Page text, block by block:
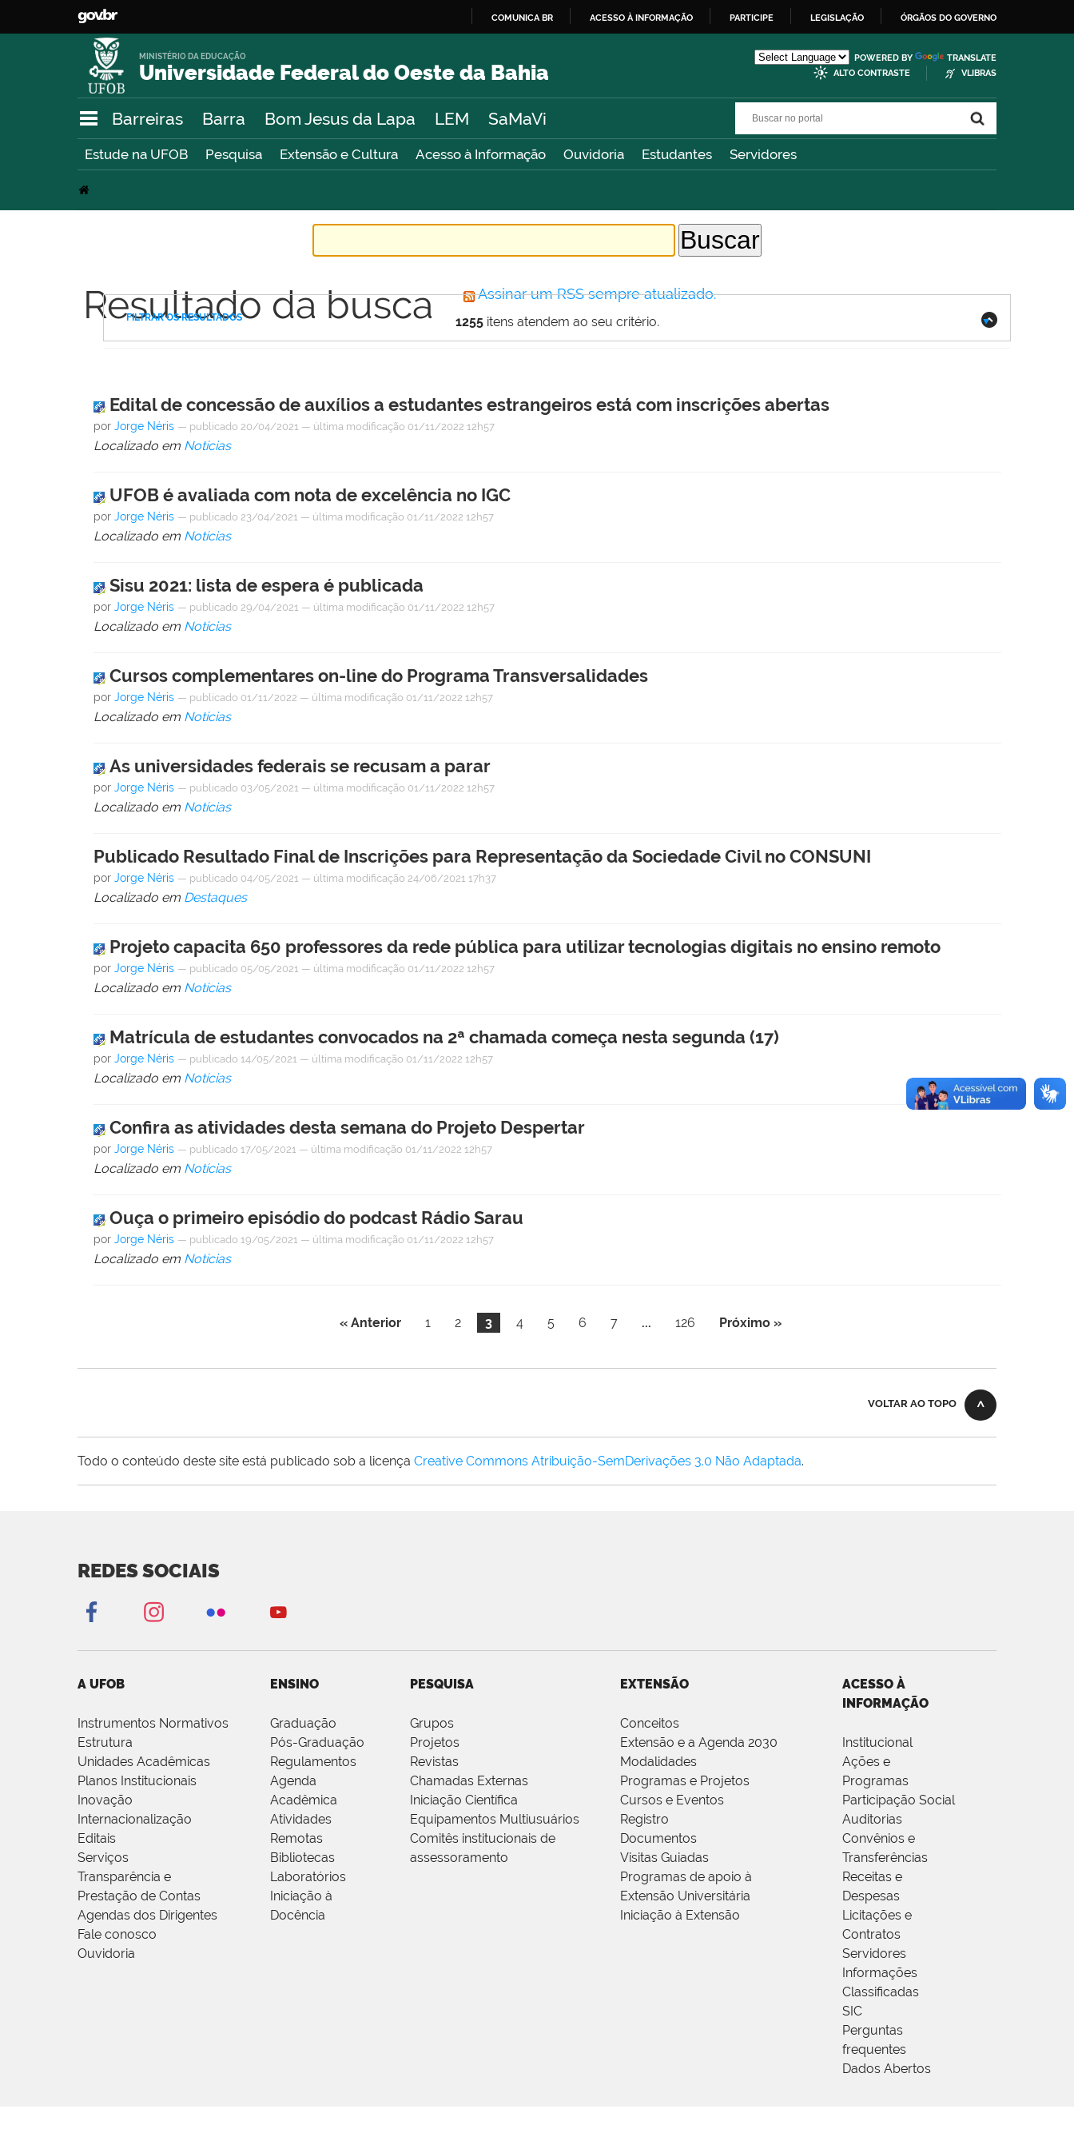
O
COMUNICA BR ACESSO À INFORMAÇÃO PARTICIPE LEGISLAÇÃO ÓRGÃOS DO GOVERNO
Universidade Federal do Oeste da Bahia
MINISTÉRIO DA EDUCAÇÃO POWERED BY
TRANSLATE
ALTO CONTRASTE
VLIBRAS
Barreiras Barra Bom Jesus da Lapa LEM SaMaVi
Estude na UFOB Pesquisa Extensão e Cultura Acesso à Informação Ouvidoria Estudantes Servidores
Resultado da busca Assinar um RSS sempre atualizado.
1255itens atendem ao seu critério.
FILTRAR OS RESULTADOS
Edital de concessão de auxílios a estudantes estrangeiros está com inscrições abertas
porJorge Néris — publicado 20/04/2021 — última modificação 01/11/2022 12h57
Localizado em Notícias
UFOB é avaliada com nota de excelência no IGC
porJorge Néris — publicado 23/04/2021 — última modificação 01/11/2022 12h57
Localizado em Notícias
Sisu 2021: lista de espera é publicada
porJorge Néris — publicado 29/04/2021 — última modificação 01/11/2022 12h57
Localizado em Notícias
Cursos complementares on-line do Programa Transversalidades
porJorge Néris — publicado 01/11/2022 — última modificação 01/11/2022 12h57
Localizado em Notícias
As universidades federais se recusam a parar
porJorge Néris — publicado 03/05/2021 — última modificação 01/11/2022 12h57
Localizado em Notícias
Publicado Resultado Final de Inscrições para Representação da Sociedade Civil no CONSUNI
porJorge Néris — publicado 04/05/2021 — última modificação 24/06/2021 17h37
Localizado em Destaques
Projeto capacita 650 professores da rede pública para utilizar tecnologias digitais no ensino remoto
porJorge Néris — publicado 05/05/2021 — última modificação 01/11/2022 12h57
Localizado em Notícias
Matrícula de estudantes convocados na 2ª chamada começa nesta segunda (17)
porJorge Néris — publicado 14/05/2021 — última modificação 01/11/2022 12h57
Localizado em Notícias
Confira as atividades desta semana do Projeto Despertar
porJorge Néris — publicado 17/05/2021 — última modificação 01/11/2022 12h57
Localizado em Notícias
Ouça o primeiro episódio do podcast Rádio Sarau
porJorge Néris — publicado 19/05/2021 — última modificação 01/11/2022 12h57
Localizado em Notícias
« Anterior 1 2 3 4 5 6 7 ... 126 Próximo »
VOLTAR AO TOPO
Todo o conteúdo deste site está publicado sob a licença Creative Commons Atribuição-SemDerivações 3.0 Não Adaptada.
REDES SOCIAIS
A UFOB
Instrumentos Normativos
Estrutura
Unidades Acadêmicas
Planos Institucionais
Inovação
Internacionalização
Editais
Serviços
Transparência e
Prestação de Contas
Agendas dos Dirigentes
Fale conosco
Ouvidoria
ENSINO
Graduação
Pós-Graduação
Regulamentos
Agenda
Acadêmica
Atividades
Remotas
Bibliotecas
Laboratórios
Iniciação à
Docência
PESQUISA
Grupos
Projetos
Revistas
Chamadas Externas
Iniciação Científica
Equipamentos Multiusuários
Comitês institucionais de
assessoramento
EXTENSÃO
Conceitos
Extensão e a Agenda 2030
Modalidades
Programas e Projetos
Cursos e Eventos
Registro
Documentos
Visitas Guiadas
Programas de apoio à
Extensão Universitária
Iniciação à Extensão
ACESSO À
INFORMAÇÃO
Institucional
Ações e
Programas
Participação Social
Auditorias
Convênios e
Transferências
Receitas e
Despesas
Licitações e
Contratos
Servidores
Informações
Classificadas
SIC
Perguntas
frequentes
Dados Abertos